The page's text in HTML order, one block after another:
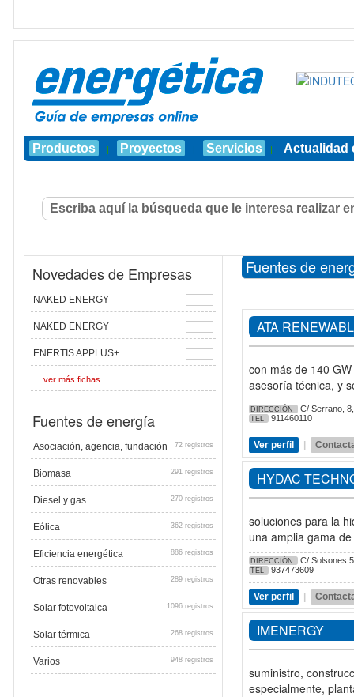
Productos | Proyectos | Servicios | Actualidad
Novedades de Empresas
NAKED ENERGY
NAKED ENERGY
ENERTIS APPLUS+
ver más fichas
Fuentes de energía
Asociación, agencia, fundación 72 registros
Biomasa 291 registros
Diesel y gas 270 registros
Eólica 362 registros
Eficiencia energética 886 registros
Otras renovables 289 registros
Solar fotovoltaica 1096 registros
Solar térmica 268 registros
Varios 948 registros
Fuentes de
ATA
con más de 140
asesoría técnica, y
DIRECCIÓN C/ Serrano,
TEL 911460110
Ver perfil
HYDAC
soluciones para la
una amplia gama
DIRECCIÓN C/ Solsones
TEL 937473609
Ver perfil
IMENERGY
suministro,
especialmente,